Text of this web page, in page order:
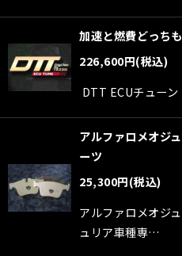
加速と燃費どっち
226,600円(税込)
DTT ECUチュー
アルファロメオジ
ーツ
25,300円(税込)
アルファロメオジ
ュリア車種専…